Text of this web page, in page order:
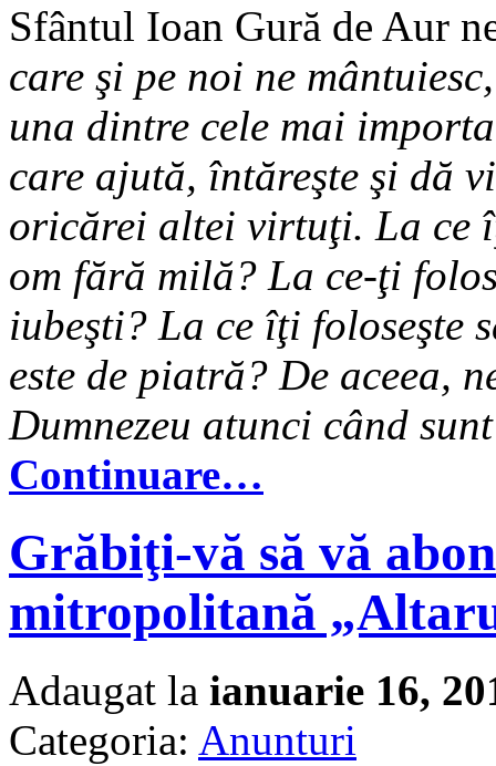
Sfântul Ioan Gură de Aur
care şi pe noi ne
una dintre cele mai
care ajută, întăreşte şi dă
oricărei altei virtuţi. La ce
om fără milă? La ce-ţi
iubeşti? La ce îţi foloseşte
este de piatră? De aceea,
Dumnezeu atunci când
Continuare…
Grăbiţi-vă să vă
mitropolitană
Adaugat la ianuarie 16,
Categoria: Anunturi